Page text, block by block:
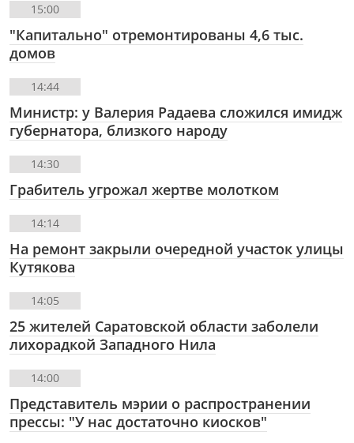
15:00
"Капитально" отремонтированы 4,6 тыс.
домов
14:44
Министр: у Валерия Радаева сложился имидж
губернатора, близкого народу
14:30
Грабитель угрожал жертве молотком
14:14
На ремонт закрыли очередной участок улицы
Кутякова
14:05
25 жителей Саратовской области заболели
лихорадкой Западного Нила
14:00
Представитель мэрии о распространении
прессы: "У нас достаточно киосков"